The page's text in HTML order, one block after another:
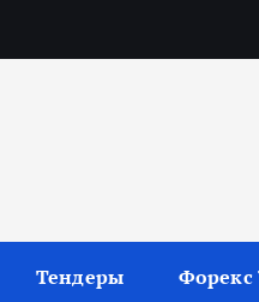
Тендеры Форекс